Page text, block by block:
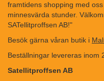
framtidens shopping med
minnesvärda stunder.
SATellitproffsen AB!"
Besök gärna våran butik i
Beställningar levereras inom
Satellitproffsen AB